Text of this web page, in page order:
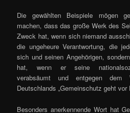
Die gewählten Beispiele mögen
machen, dass das große Werk des
Zweck hat, wenn sich niemand
die ungeheure Verantwortung, die
sich und seinen Angehörigen,
hat, wenn er seine
verabsäumt und entgegen dem
Deutschlands „Gemeinschutz geht vor
Besonders anerkennende Wort hat